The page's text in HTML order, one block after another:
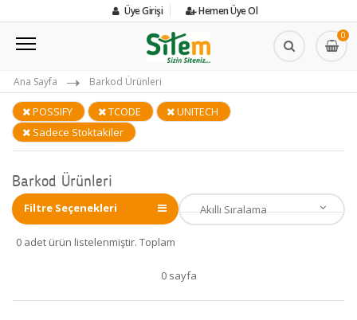
Üye Girişi Hemen Üye Ol
0
Ana Sayfa Barkod Ürünleri
POSSIFY TCODE
UNITECH
Sadece Stoktakiler
Barkod Ürünleri
Filtre Seçenekleri
0 adet ürün listelenmiştir. Toplam
0 sayfa